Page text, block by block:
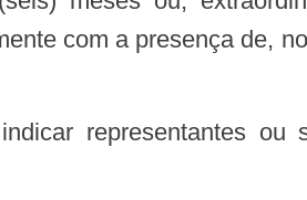
com a presença de,